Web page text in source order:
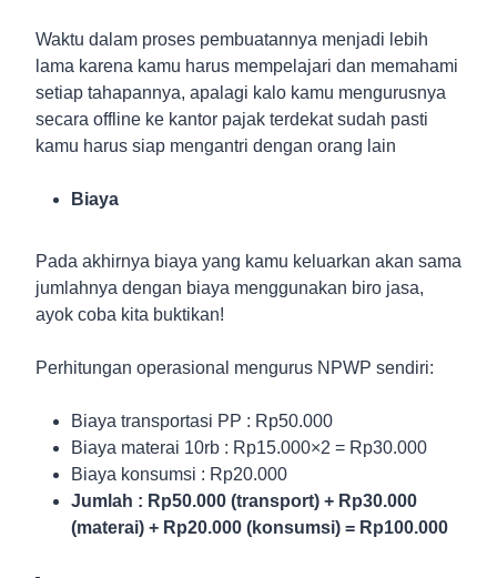
Waktu dalam proses pembuatannya menjadi lebih
lama karena kamu harus mempelajari dan memahami
setiap tahapannya, apalagi kalo kamu mengurusnya
secara offline ke kantor pajak terdekat sudah pasti
kamu harus siap mengantri dengan orang lain
Biaya
Pada akhirnya biaya yang kamu keluarkan akan sama
jumlahnya dengan biaya menggunakan biro jasa,
ayok coba kita buktikan!
Perhitungan operasional mengurus NPWP sendiri:
Biaya transportasi PP : Rp50.000
Biaya materai 10rb : Rp15.000×2 = Rp30.000
Biaya konsumsi : Rp20.000
Jumlah : Rp50.000 (transport) + Rp30.000
(materai) + Rp20.000 (konsumsi) = Rp100.000